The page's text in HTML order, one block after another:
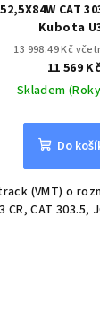
CAT
Kubota
13 998.49 Kč
11 569 Kč
Skladem
Do
(VMT) o
CR, CAT 303.5,